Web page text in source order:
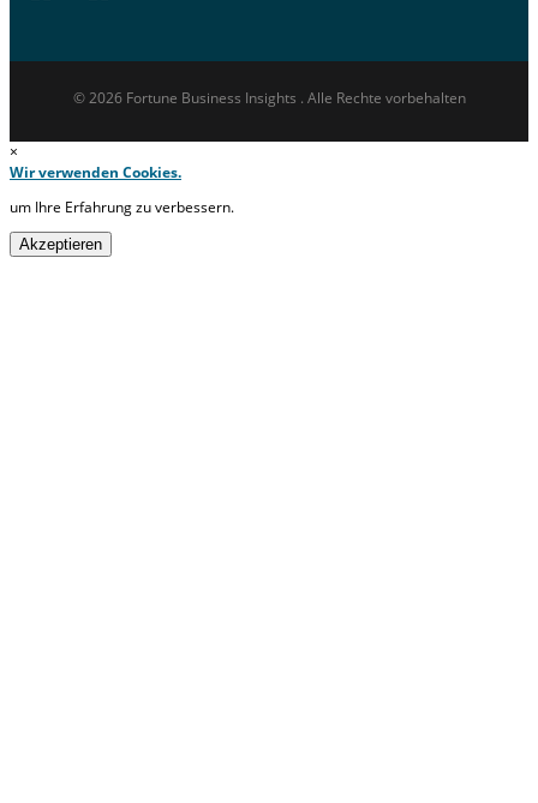
© 2026 Fortune Business Insights . Alle Rechte vorbehalten
×
Wir verwenden Cookies.
um Ihre Erfahrung zu verbessern.
Akzeptieren